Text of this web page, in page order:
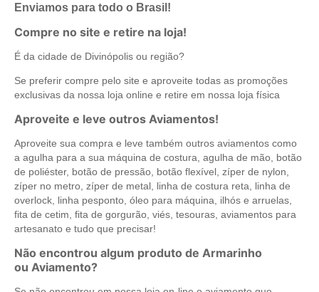
Enviamos para todo o Brasil!
Compre no site e retire na loja!
É da cidade de Divinópolis ou região?
Se preferir compre pelo site e aproveite todas as promoções
exclusivas da nossa loja online e retire em nossa loja física
Aproveite e leve outros Aviamentos!
Aproveite sua compra e leve também outros aviamentos como
a agulha para a sua máquina de costura, agulha de mão, botão
de poliéster, botão de pressão, botão flexível, zíper de nylon,
zíper no metro, zíper de metal, linha de costura reta, linha de
overlock, linha pesponto, óleo para máquina, ilhós e arruelas,
fita de cetim, fita de gorgurão, viés, tesouras, aviamentos para
artesanato e tudo que precisar!
Não encontrou algum produto de Armarinho
ou Aviamento?